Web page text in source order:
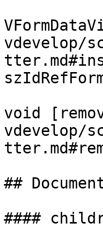
vdevelop/
void
vdevelop/
##
####